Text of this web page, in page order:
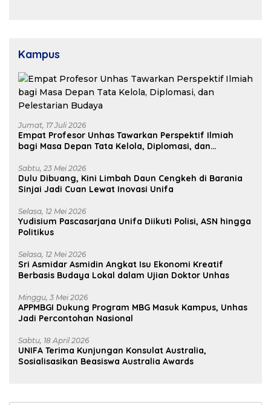
Kampus
Jumat, 17 Juli 2026
Empat Profesor Unhas Tawarkan Perspektif Ilmiah
bagi Masa Depan Tata Kelola, Diplomasi, dan
Sabtu, 23 Mei 2026
Dulu Dibuang, Kini Limbah Daun Cengkeh di Barania
Sinjai Jadi Cuan Lewat Inovasi Unifa
Selasa, 12 Mei 2026
Yudisium Pascasarjana Unifa Diikuti Polisi, ASN hingga
Politikus
Selasa, 12 Mei 2026
Sri Asmidar Asmidin Angkat Isu Ekonomi Kreatif
Berbasis Budaya Lokal dalam Ujian Doktor Unhas
Minggu, 3 Mei 2026
APPMBGI Dukung Program MBG Masuk Kampus, Unhas
Jadi Percontohan Nasional
Sabtu, 18 April 2026
UNIFA Terima Kunjungan Konsulat Australia,
Sosialisasikan Beasiswa Australia Awards